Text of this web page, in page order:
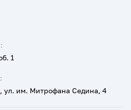
ул. им. Митрофана Седина, 4
1